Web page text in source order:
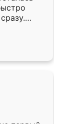
к
даже